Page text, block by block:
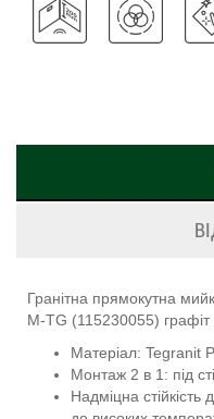
Гранітна прямокутна
M-TG (115230055)
Матеріал: Tegranit
Монтаж 2 в 1: під
Надміцна